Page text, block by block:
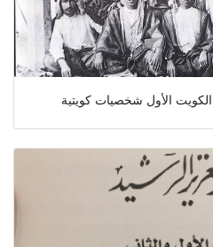
الأول شخصيات كويتية